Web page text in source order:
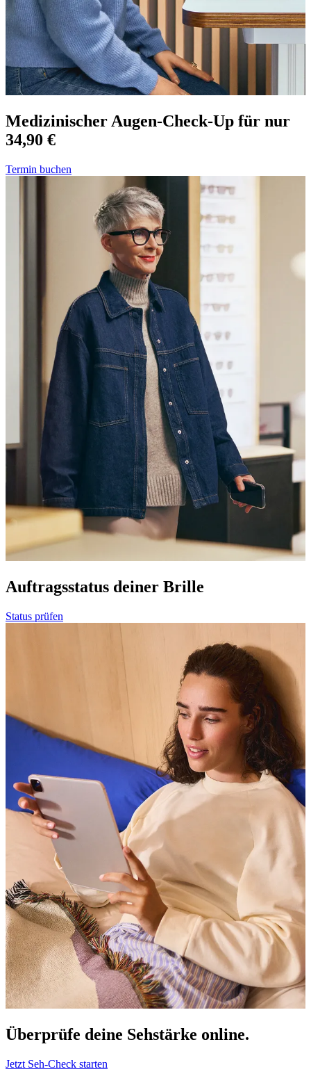
Medizinischer Augen-Check-Up für nur
34,90 €
Termin buchen
Auftragsstatus deiner Brille
Status prüfen
Überprüfe deine Sehstärke online.
Jetzt Seh-Check starten